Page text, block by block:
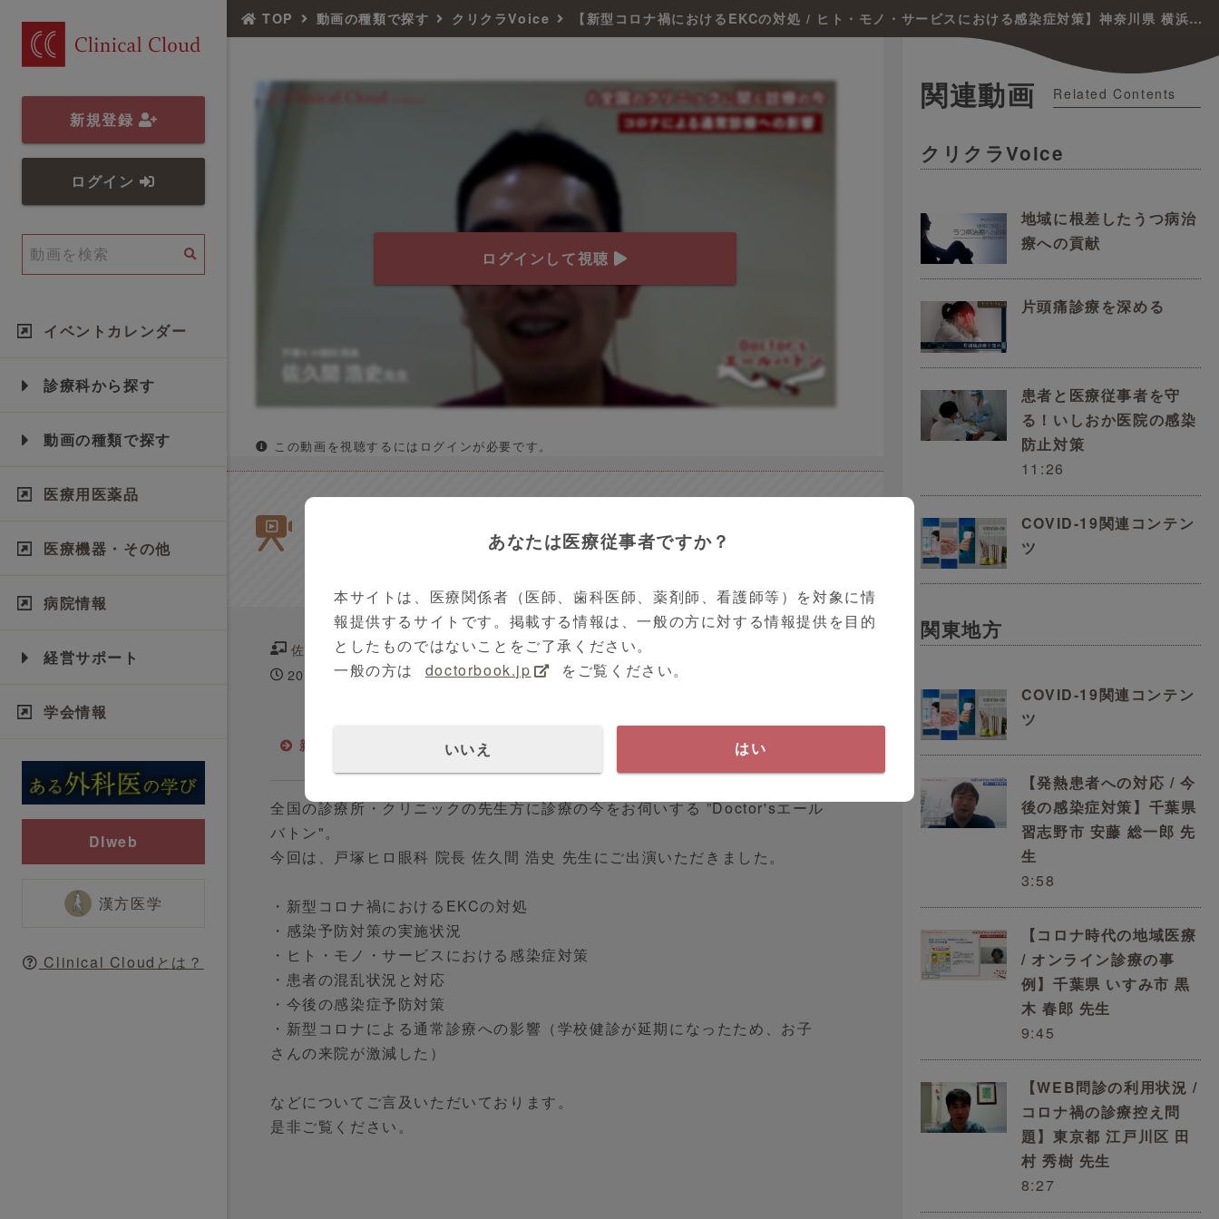
新規登録
ログイン
イベントカレンダー
診療科から探す
動画の種類で探す
医療用医薬品
医療機器・その他
病院情報
経営サポート
学会情報
DIweb
漢方医学
Clinical Cloudとは？
TOP 動画の種類で探す クリクラVoice 【新型コロナ禍におけるEKCの対処 / ヒト・モノ・サービスにおける感染症対策】神奈川県 横浜市 佐久間 浩史 先生
ログインして視聴
この動画を視聴するにはログインが必要です。
【新型コロナ禍におけるEKCの対処 / ヒト・モノ・サー
ビスにおける感染症対策】神奈川県 横浜市 佐久間 浩史 先
佐久間 浩史 先生 動画の種類で探す クリクラVoice
2020年09月24日 00時00分
7分05秒
新型コロナウイルス感染症
全国の診療所・クリニックの先生方に診療の今をお伺いする ”Doctor'sエール
バトン"。
今回は、戸塚ヒロ眼科 院長 佐久間 浩史 先生にご出演いただきました。
・新型コロナ禍におけるEKCの対処
・感染予防対策の実施状況
・ヒト・モノ・サービスにおける感染症対策
・患者の混乱状況と対応
・今後の感染症予防対策
・新型コロナによる通常診療への影響（学校健診が延期になったため、お子
さんの来院が激減した）
などについてご言及いただいております。
是非ご覧ください。
関連動画 Related Contents
クリクラVoice
地域に根差したうつ病治
療への貢献
片頭痛診療を深める
患者と医療従事者を守
る！いしおか医院の感染
防止対策
11:26
COVID-19関連コンテン
ツ
関東地方
COVID-19関連コンテン
ツ
【発熱患者への対応 / 今
後の感染症対策】千葉県
習志野市 安藤 総一郎 先
生
3:58
【コロナ時代の地域医療
/ オンライン診療の事
例】千葉県 いすみ市 黒
木 春郎 先生
9:45
【WEB問診の利用状況 /
コロナ禍の診療控え問
題】東京都 江戸川区 田
村 秀樹 先生
8:27
あなたは医療従事者ですか？
本サイトは、医療関係者（医師、歯科医師、薬剤師、看護師等）を対象に情
報提供するサイトです。掲載する情報は、一般の方に対する情報提供を目的
としたものではないことをご了承ください。
一般の方は
doctorbook.jp をご覧ください。
いいえ はい